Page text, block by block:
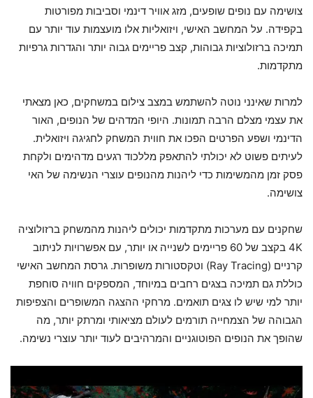
צושימה עם נופים שופעים, מזג אוויר דינמי וסביבות מפורטות
בקפידה. על המחשב האישי, ויזואליות אלו מועצמות עוד יותר עם
תמיכה ברזולוציות גבוהות, קצב פריימים גבוה יותר והגדרות גרפיות
מתקדמות.
למרות שאינני נוטה להשתמש במצב צילום במשחקים, כאן מצאתי
את עצמי מצלם הרבה תמונות. היופי המדהים של הנופים, האור
הדינמי ושפע הפרטים הפכו את חווית המשחק לחגיגה ויזואלית.
לעיתים פשוט לא יכולתי להתאפק מללכוד רגעים מדהימים ולקחת
פסק זמן מהמשימות כדי ליהנות מהנופים עוצרי הנשימה של האי
צושימה.
שחקנים עם מערכות מתקדמות יכולים ליהנות מהמשחק ברזולוציה
4K בקצב של 60 פריימים לשנייה או יותר, עם אפשרויות לניתוב
קרניים (Ray Tracing) וטקסטורות משופרות. גרסת המחשב האישי
כוללת גם תמיכה בצגים רחבים במיוחד, המספקים חוויה סוחפת
יותר למי שיש לו צגים תואמים. מרחקי ההצגה המשופרים והצפיפות
הגבוהה של הצמחייה תורמים לעולם מציאותי ומרתק יותר, מה
שהופך את הנופים הפוטוגניים והמרהיבים לעוד יותר עוצרי נשימה.